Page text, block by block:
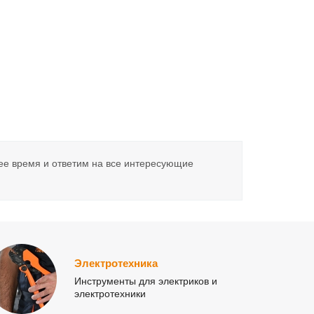
время и ответим на все интересующие
Электротехника
Инструменты для электриков и
электротехники